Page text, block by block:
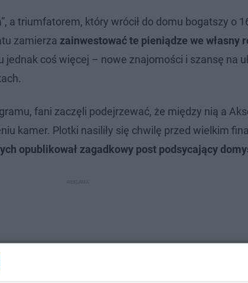
a triumfatorem, który wrócił do domu bogatszy o
zamierza zainwestować te pieniądze we własny
jednak coś więcej – nowe znajomości i szansę na
fani zaczęli podejrzewać, że między nią a
kamer. Plotki nasiliły się chwilę przed wielkim
opublikował zagadkowy post podsycający